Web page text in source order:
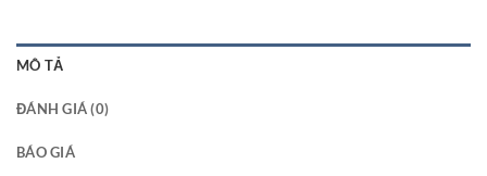
MÔ TẢ
ĐÁNH GIÁ (0)
BÁO GIÁ